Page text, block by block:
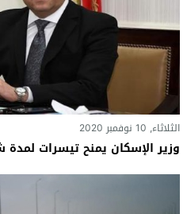
الثلاثاء, 10 نوفمبر 2020
وزير الإسكان يمنح تيسرات لمدة